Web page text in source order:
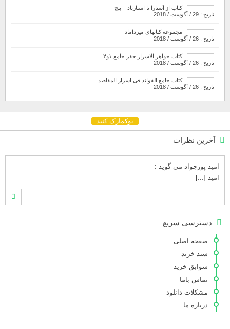
کتاب از آستارا تا استارباد – پنج
تاریخ : 29 / آگوست / 2018
مجموعه کتابهای میرداماد
تاریخ : 26 / آگوست / 2018
کتاب جواهر الاسرار جفر جامع ۱و۲
تاریخ : 26 / آگوست / 2018
کتاب جامع الفوائد فی اسرار المقاصد
تاریخ : 26 / آگوست / 2018
بوکمارک کنید
آخرین نظرات
امید پورجواد می گوید :
امید [...]
محمدشهنوازی می گوید :
محمد
می گوید :
سلام تعداد کتاب۶در سایت زیاد نیست [...]
دسترسی سریع
صفحه اصلی
سبد خرید
سوابق خرید
تماس باما
مشکلات دانلود
درباره ما